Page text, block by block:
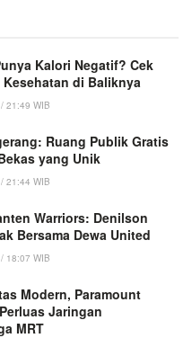
Kalori Negatif? Cek
di Baliknya
21:49 WIB
Ruang Publik Gratis
yang Unik
21:44 WIB
Warriors: Denilson
Bersama Dewa United
18:07 WIB
Modern, Paramount
Jaringan
MRT